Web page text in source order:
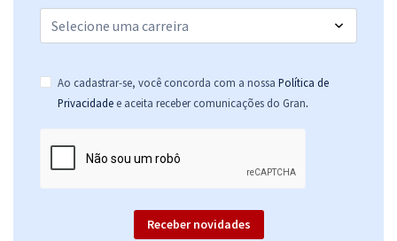
Ao cadastrar-se, você concorda com a nossa Política de
Privacidade e aceita receber comunicações do Gran.
Receber novidades